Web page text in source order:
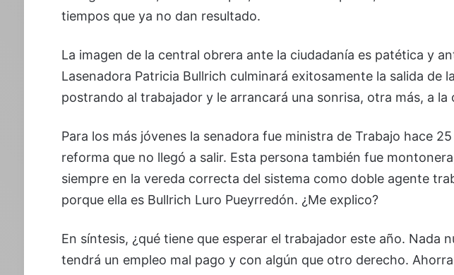
tiempos que ya no dan resultado.
La imagen de la central obrera ante la ciudadanía es patética y
Lasenadora Patricia Bullrich culminará exitosamente la salida de
postrando al trabajador y le arrancará una sonrisa, otra más, a la
Para los más jóvenes la senadora fue ministra de Trabajo hace
reforma que no llegó a salir. Esta persona también fue
siempre en la vereda correcta del sistema como doble agente
porque ella es Bullrich Luro Pueyrredón. ¿Me explico?
En síntesis, ¿qué tiene que esperar el trabajador este año. Nada
tendrá un empleo mal pago y con algún que otro derecho.